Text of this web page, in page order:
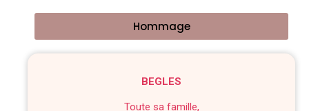
Hommage
BEGLES
Toute sa famille,